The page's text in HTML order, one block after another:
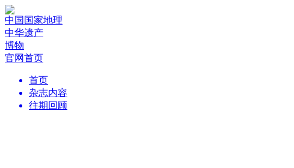
中国国家地理
中华遗产
博物
官网首页
首页
杂志内容
往期回顾